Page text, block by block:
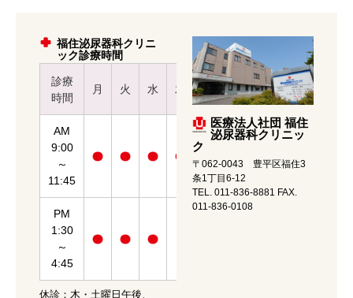
福住泌尿器科クリニ
ック診療時間
診療
時間
月 火 水 木 金 土
AM
9:00
～
11:45
PM
1:30
～
4:45
休診：木・土曜日午後、
医療法人社団 福住
泌尿器科クリニッ
ク
〒062-0043 豊平区福住3
条1丁目6-12
TEL. 011-836-8881 FAX.
011-836-0108